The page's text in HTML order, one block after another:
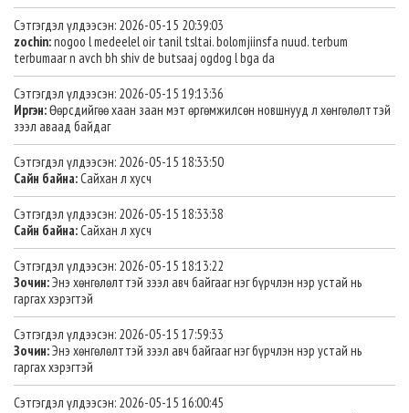
Сэтгэгдэл үлдээсэн: 2026-05-15 20:39:03
zochin:nogoo l medeelel oir tanil tsltai. bolomjiinsfa nuud. terbum
terbumaar n avch bh shiv de butsaaj ogdog l bga da
Сэтгэгдэл үлдээсэн: 2026-05-15 19:13:36
Иргэн:Өөрсдийгөө хаан заан мэт өргөмжилсөн новшнууд л хөнгөлөлттэй
зээл аваад байдаг
Сэтгэгдэл үлдээсэн: 2026-05-15 18:33:50
Сайн байна:Сайхан л хусч
Сэтгэгдэл үлдээсэн: 2026-05-15 18:33:38
Сайн байна:Сайхан л хусч
Сэтгэгдэл үлдээсэн: 2026-05-15 18:13:22
Зочин:Энэ хөнгөлөлттэй зээл авч байгааг нэг бүрчлэн нэр устай нь
гаргах хэрэгтэй
Сэтгэгдэл үлдээсэн: 2026-05-15 17:59:33
Зочин:Энэ хөнгөлөлттэй зээл авч байгааг нэг бүрчлэн нэр устай нь
гаргах хэрэгтэй
Сэтгэгдэл үлдээсэн: 2026-05-15 16:00:45